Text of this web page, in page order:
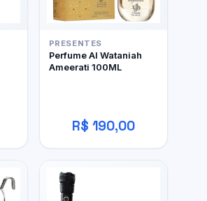
PRESENTES
Perfume Al Wataniah
Ameerati 100ML
R$ 190,00